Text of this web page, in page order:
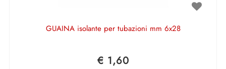
GUAINA isolante per tubazioni mm 6x28
€ 1,60